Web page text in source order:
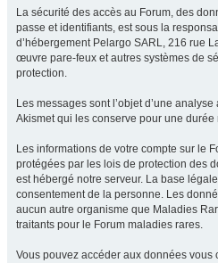
La sécurité des accès au Forum, des
passe et identifiants, est sous la
d’hébergement Pelargo SARL, 216 rue
œuvre pare-feux et autres systèmes de
protection.
Les messages sont l’objet d’une
Akismet qui les conserve pour une
Les informations de votre compte sur le
protégées par les lois de protection des
est hébergé notre serveur. La base
consentement de la personne. Les
aucun autre organisme que Maladies
traitants pour le Forum maladies rares.
Vous pouvez accéder aux données vous